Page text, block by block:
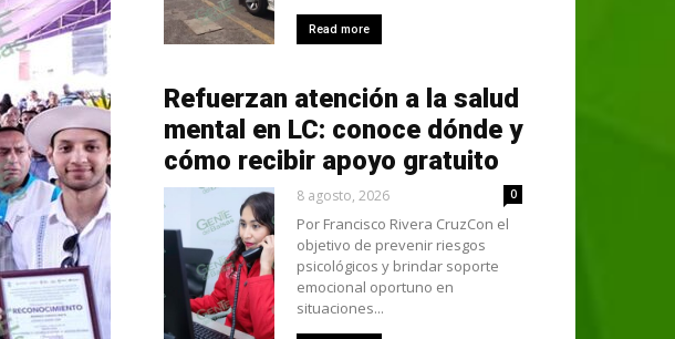
Read more
Refuerzan atención a la salud
mental en LC: conoce dónde y
cómo recibir apoyo gratuito
8 agosto, 2026 0
Por Francisco Rivera CruzCon el
objetivo de prevenir riesgos
psicológicos y brindar soporte
emocional oportuno en
situaciones...